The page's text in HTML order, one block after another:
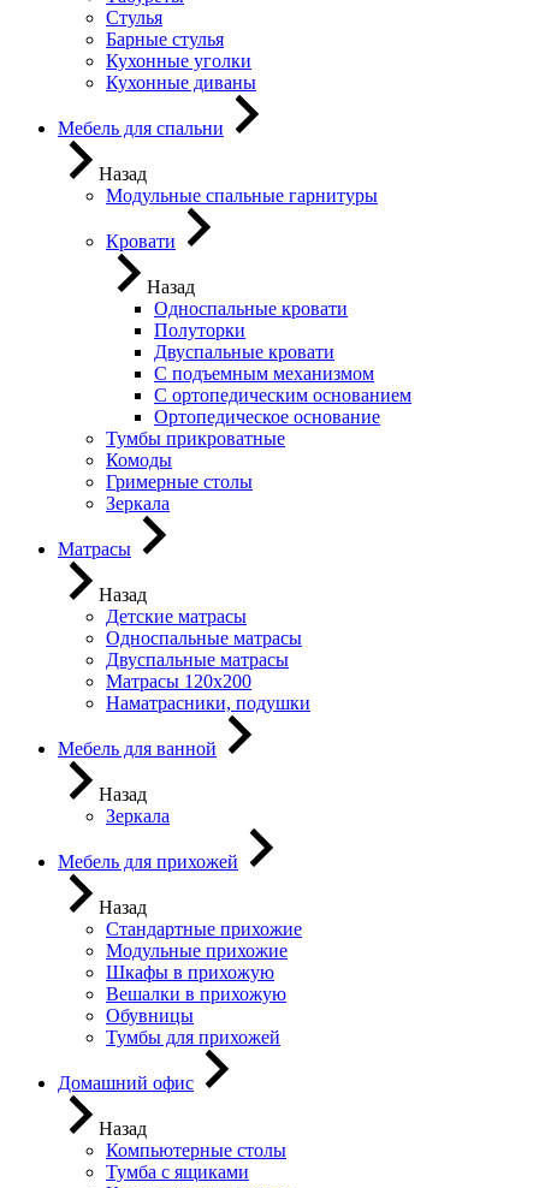
Стулья
Барные стулья
Кухонные уголки
Кухонные диваны
Мебель для спальни
Назад
Модульные спальные гарнитуры
Кровати
Назад
Односпальные кровати
Полуторки
Двуспальные кровати
С подъемным механизмом
С ортопедическим основанием
Ортопедическое основание
Тумбы прикроватные
Комоды
Гримерные столы
Зеркала
Матрасы
Назад
Детские матрасы
Односпальные матрасы
Двуспальные матрасы
Матрасы 120х200
Наматрасники, подушки
Мебель для ванной
Назад
Зеркала
Мебель для прихожей
Назад
Стандартные прихожие
Модульные прихожие
Шкафы в прихожую
Вешалки в прихожую
Обувницы
Тумбы для прихожей
Домашний офис
Назад
Компьютерные столы
Тумба с ящиками